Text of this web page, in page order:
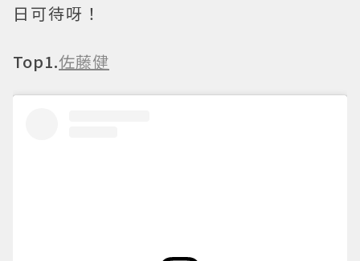
日可待呀！
Top1.佐藤健